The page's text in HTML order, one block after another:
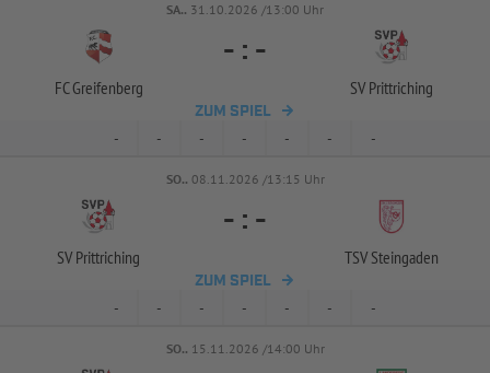
SA.. 31.10.2026 /13:00 Uhr
FC Greifenberg
- : -
SV Prittriching
ZUM SPIEL
- - - - - - -
SO.. 08.11.2026 /13:15 Uhr
SV Prittriching
- : -
TSV Steingaden
ZUM SPIEL
- - - - - - -
SO.. 15.11.2026 /14:00 Uhr